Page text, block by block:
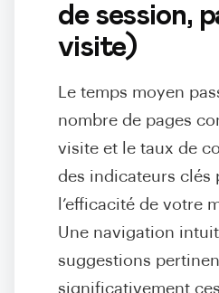
de session,
visite)
Le temps moyen
nombre de pages
visite et le taux de
des indicateurs clés
l’efficacité de votre
Une navigation
suggestions
significativement